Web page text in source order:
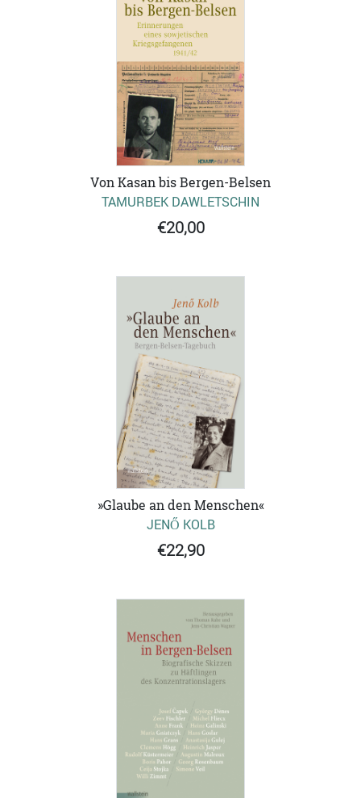
Von Kasan bis Bergen-Belsen
TAMURBEK DAWLETSCHIN
€20,00
»Glaube an den Menschen«
JENŐ KOLB
€22,90